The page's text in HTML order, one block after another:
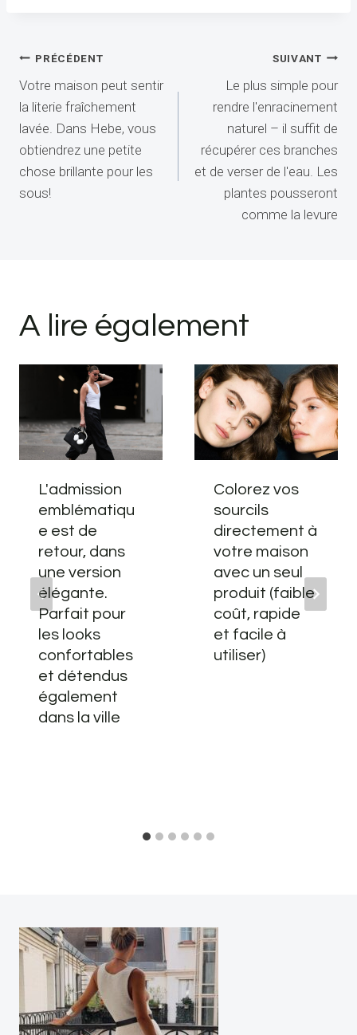
Navigation
de
l’article
PRÉCÉDENT
Votre maison peut sentir
la literie fraîchement
lavée. Dans Hebe, vous
obtiendrez une petite
chose brillante pour les
sous!
SUIVANT
Le plus simple pour
rendre l'enracinement
naturel – il suffit de
récupérer ces branches
et de verser de l'eau. Les
plantes pousseront
comme la levure
A lire également
L'admission
emblématiqu
e est de
retour, dans
une version
élégante.
Parfait pour
les looks
confortables
et détendus
également
dans la ville
Colorez vos
sourcils
directement à
votre maison
avec un seul
produit (faible
coût, rapide
et facile à
utiliser)